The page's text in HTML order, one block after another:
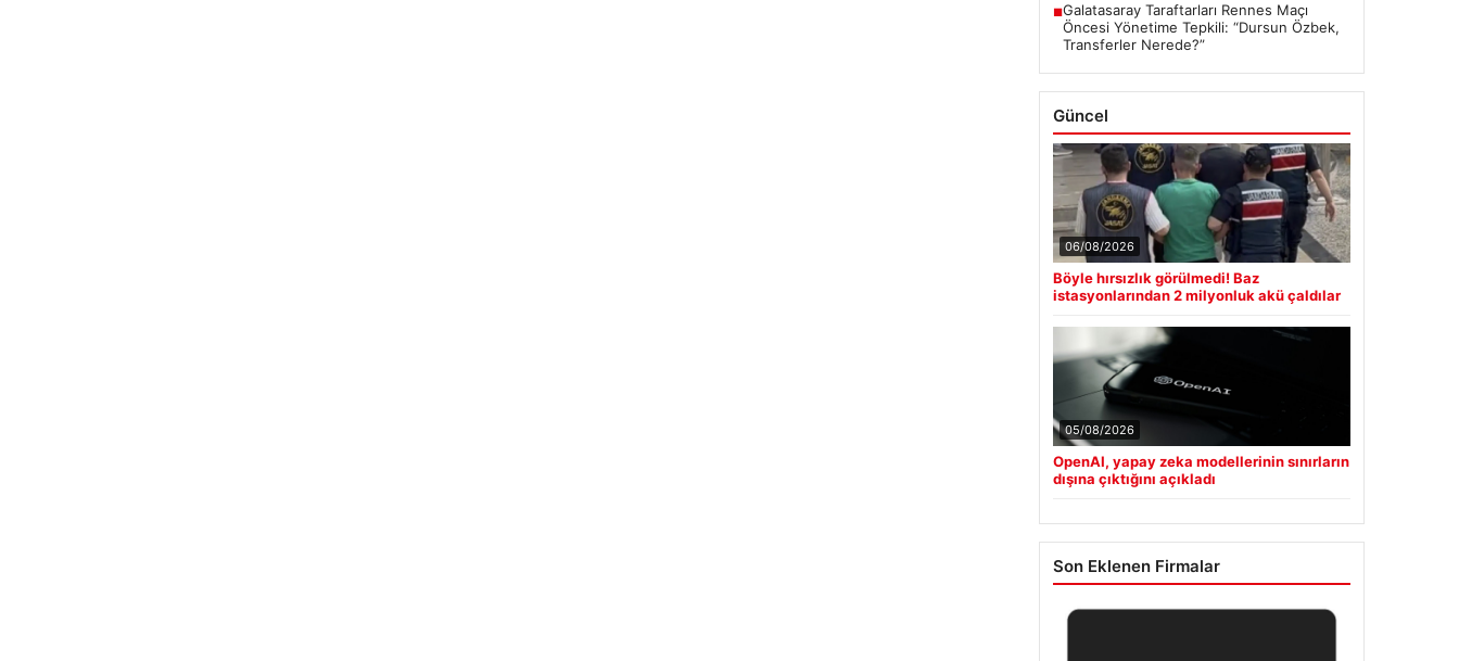
■Galatasaray Taraftarları Rennes Maçı
Öncesi Yönetime Tepkili: “Dursun Özbek,
Transferler Nerede?”
Güncel
06/08/2026
Böyle hırsızlık görülmedi! Baz
istasyonlarından 2 milyonluk akü çaldılar
05/08/2026
OpenAI, yapay zeka modellerinin sınırların
dışına çıktığını açıkladı
Son Eklenen Firmalar